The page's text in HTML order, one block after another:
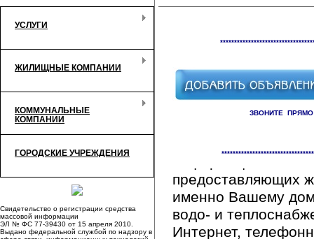
УСЛУГИ
ЖИЛИЩНЫЕ КОМПАНИИ
КОММУНАЛЬНЫЕ
КОМПАНИИ
ГОРОДСКИЕ УЧРЕЖДЕНИЯ
Свидетельство о регистрации средства
массовой информации
ЭЛ № ФС 77-39430 от 15 апреля 2010.
Выдано федеральной службой по надзору в
ЗВОНИТЕ
предоставляющих
именно Вашему
водо- и
Интернет,